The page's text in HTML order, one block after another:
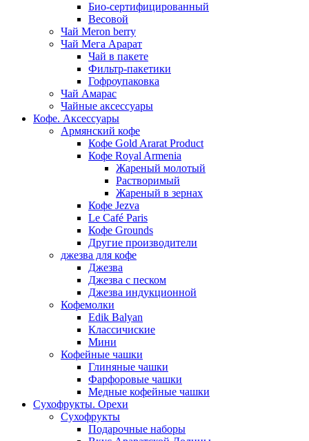
Био-сертифицированный
Весовой
Чай Meron berry
Чай Мега Арарат
Чай в пакете
Фильтр-пакетики
Гофроупаковка
Чай Амарас
Чайные аксессуары
Кофе. Аксессуары
Армянский кофе
Кофе Gold Ararat Product
Кофе Royal Armenia
Жареный молотый
Растворимый
Жареный в зернах
Кофе Jezva
Le Café Paris
Кофе Grounds
Другие производители
джезва для кофе
Джезва
Джезва с песком
Джезва индукционной
Кофемолки
Edik Balyan
Классичиские
Мини
Кофейные чашки
Глиняные чашки
Фарфоровые чашки
Медные кофейные чашки
Сухофрукты. Орехи
Сухофрукты
Подарочные наборы